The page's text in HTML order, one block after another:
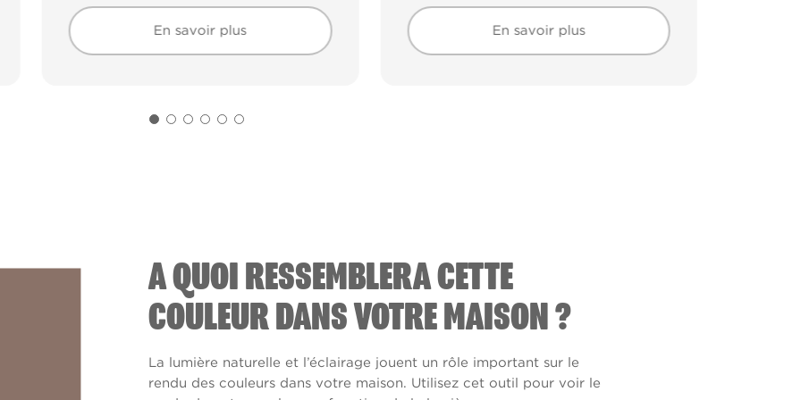
En savoir plus
En savoir plus
A QUOI RESSEMBLERA CETTE
COULEUR DANS VOTRE MAISON ?
La lumière naturelle et l’éclairage jouent un rôle important sur le
rendu des couleurs dans votre maison. Utilisez cet outil pour voir le